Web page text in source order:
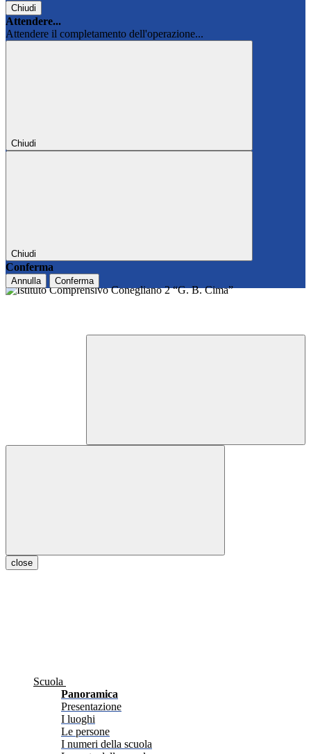
Chiudi
Attendere...
Attendere il completamento dell'operazione...
Chiudi
Chiudi
Conferma
Annulla Conferma
close
Scuola
Panoramica
Presentazione
I luoghi
Le persone
I numeri della scuola